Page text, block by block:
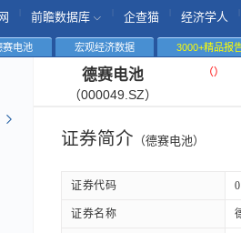
前瞻数据库 企查猫 经济学人
赛电池 宏观经济数据 3000+精品报
德赛电池
（000049.SZ）
（）
证券简介 （德赛电池）
证券代码
证券名称